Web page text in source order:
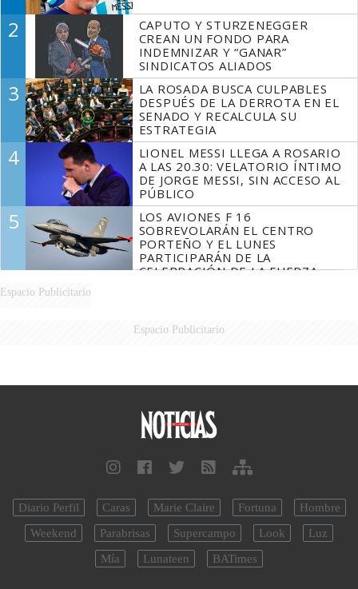
2
CAPUTO Y STURZENEGGER
CREAN UN FONDO PARA
INDEMNIZAR Y “GANAR”
SINDICATOS ALIADOS
3
LA ROSADA BUSCA CULPABLES
DESPUÉS DE LA DERROTA EN EL
SENADO Y RECALCULA SU
ESTRATEGIA
4
LIONEL MESSI LLEGA A ROSARIO
A LAS 20.30: VELATORIO ÍNTIMO
DE JORGE MESSI, SIN ACCESO AL
PÚBLICO
5
LOS AVIONES F 16
SOBREVOLARÁN EL CENTRO
PORTEÑO Y EL LUNES
PARTICIPARÁN DE LA
CELEBRACIÓN DE LA FUERZA
Espacio Publicitario
Espacio Publicitario
Diario Perfil Caras Marie Claire Fortuna
Hombre
Weekend
Parabrisas Supercampo Look
Luz
Mía
Lunateen BATimes